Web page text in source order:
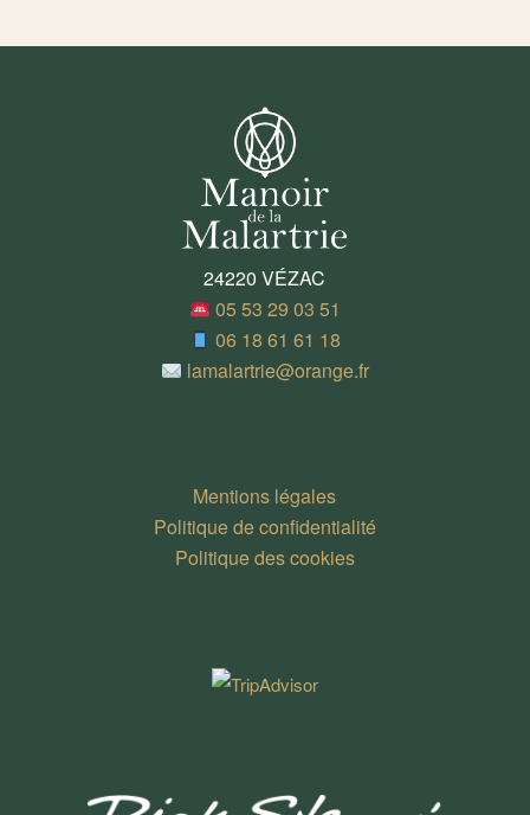
24220 VÉZAC
05 53 29 03 51
06 18 61 61 18
lamalartrie@orange.fr
Mentions légales
Politique de confidentialité
Politique des cookies